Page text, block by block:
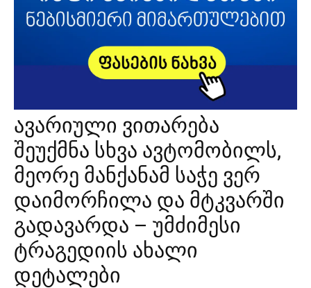
ავარიული ვითარება
შეუქმნა სხვა ავტომობილს,
მეორე მანქანამ საჭე ვერ
დაიმორჩილა და მტკვარში
გადავარდა – უმძიმესი
ტრაგედიის ახალი
დეტალები